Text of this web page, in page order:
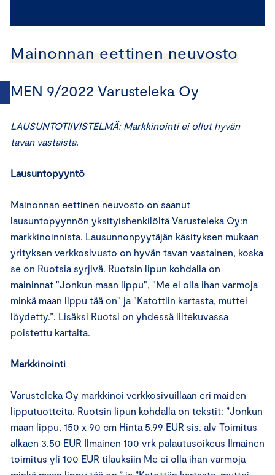
Mainonnan eettinen neuvosto
MEN 9/2022 Varusteleka Oy
LAUSUNTOTIIVISTELMÄ: Markkinointi ei ollut hyvän
tavan vastaista.
Lausuntopyyntö
Mainonnan eettinen neuvosto on saanut
lausuntopyynnön yksityishenkilöltä Varusteleka Oy:n
markkinoinnista. Lausunnonpyytäjän käsityksen mukaan
yrityksen verkkosivusto on hyvän tavan vastainen, koska
se on Ruotsia syrjivä. Ruotsin lipun kohdalla on
maininnat "Jonkun maan lippu", "Me ei olla ihan varmoja
minkä maan lippu tää on" ja "Katottiin kartasta, muttei
löydetty.”. Lisäksi Ruotsi on yhdessä liitekuvassa
poistettu kartalta.
Markkinointi
Varusteleka Oy markkinoi verkkosivuillaan eri maiden
lipputuotteita. Ruotsin lipun kohdalla on tekstit: ”Jonkun
maan lippu, 150 x 90 cm Hinta 5.99 EUR sis. alv Toimitus
alkaen 3.50 EUR Ilmainen 100 vrk palautusoikeus Ilmainen
toimitus yli 100 EUR tilauksiin Me ei olla ihan varmoja